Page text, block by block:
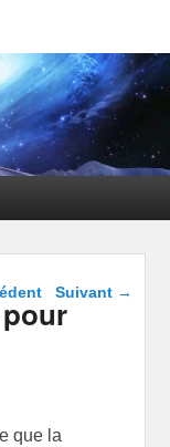
dans les
Suivant →
que la